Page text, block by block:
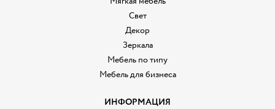
Свет
Декор
Зеркала
Мебель по типу
Мебель для бизнеса
ИНФОРМАЦИЯ